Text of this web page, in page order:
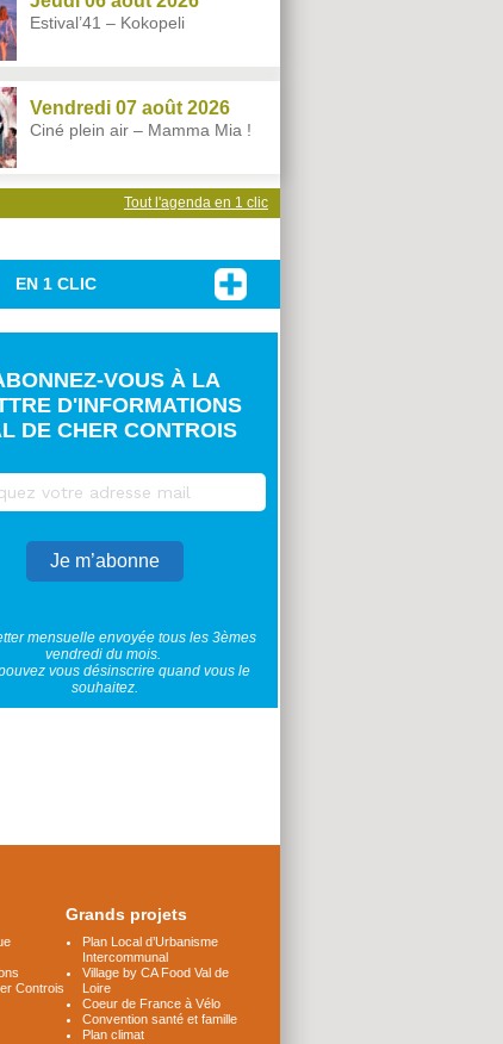
Estival’41 – Kokopeli
Vendredi 07 août 2026
Ciné plein air – Mamma Mia !
Tout l'agenda en 1 clic
EN 1 CLIC
VOUS À LA
D'INFORMATIONS
DE CHER CONTROIS
mensuelle envoyée tous les 3èmes
vendredi du mois.
vous désinscrire quand vous le
souhaitez.
Controis
Grands projets
Plan Local d’Urbanisme
Intercommunal
Village by CA Food Val de
Loire
Coeur de France à Vélo
Convention santé et famille
Plan climat